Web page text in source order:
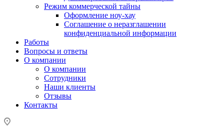
Режим коммерческой тайны
Оформление ноу-хау
Соглашение о неразглашении
конфиденциальной информации
Работы
Вопросы и ответы
О компании
О компании
Сотрудники
Наши клиенты
Отзывы
Контакты